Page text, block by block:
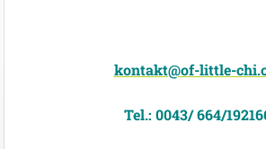
kontakt@of-little-
Tel.: 0043/ 664/